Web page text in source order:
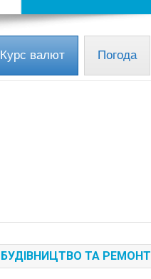
Курс валют Погода
БУДІВНИЦТВО ТА РЕМОНТ